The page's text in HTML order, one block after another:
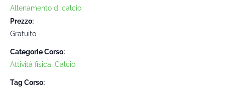
Allenamento di calcio
Prezzo:
Gratuito
Categorie Corso:
Attività fisica Calcio
Tag Corso: